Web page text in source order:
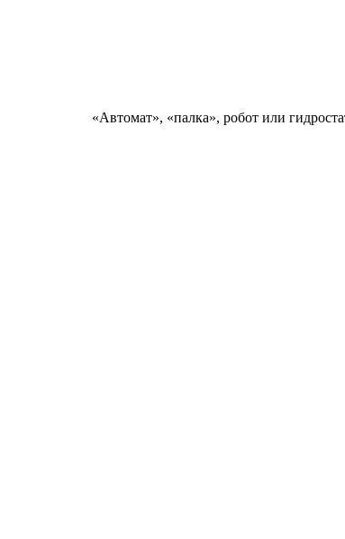
«Автомат», «палка», робот или